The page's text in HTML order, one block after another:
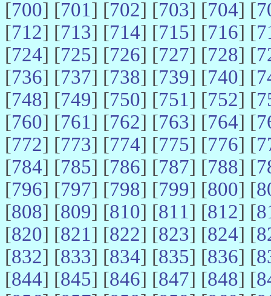
[700] [701] [702] [703] [704] [
[712] [713] [714] [715] [716] [
[724] [725] [726] [727] [728] [
[736] [737] [738] [739] [740] [
[748] [749] [750] [751] [752] [
[760] [761] [762] [763] [764] [
[772] [773] [774] [775] [776] [
[784] [785] [786] [787] [788] [
[796] [797] [798] [799] [800] [
[808] [809] [810] [811] [812] [
[820] [821] [822] [823] [824] [
[832] [833] [834] [835] [836] [
[844] [845] [846] [847] [848] [